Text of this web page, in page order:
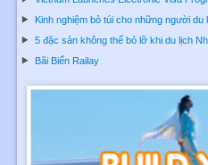
Kinh nghiệm bỏ túi cho những người du
5 đặc sản không thể bỏ lỡ khi du lịch
Bãi Biển Railay